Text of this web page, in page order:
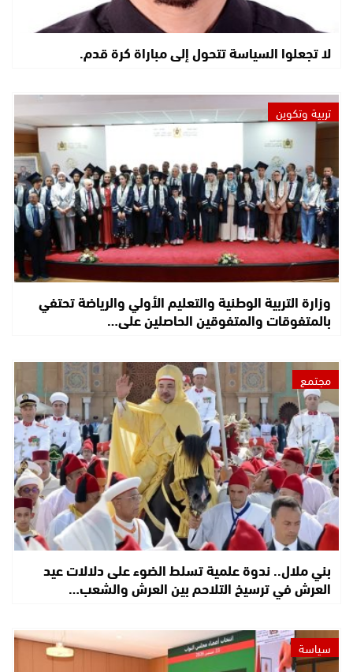
لا تجعلوا السياسة تتحول إلى مباراة كرة قدم.
تربية وتكوين
وزارة التربية الوطنية والتعليم الأولي والرياضة تحتفي
بالمتفوقات والمتفوقين الحاصلين على…
مجتمع
بني ملال.. ندوة علمية تسلط الضوء على دلالات عيد
العرش في ترسيخ التلاحم بين العرش والشعب…
سياسة